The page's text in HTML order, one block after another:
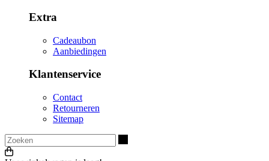
Extra
Cadeaubon
Aanbiedingen
Klantenservice
Contact
Retourneren
Sitemap